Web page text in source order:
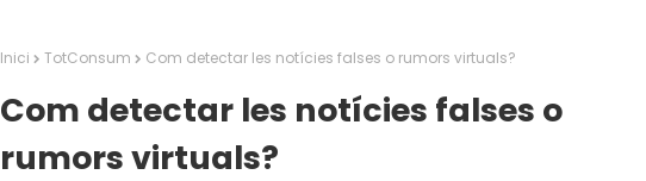
Inici TotConsum Com detectar les notícies falses o rumors virtuals?
Com detectar les notícies falses o
rumors virtuals?